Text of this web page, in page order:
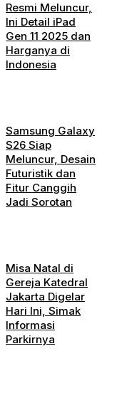
Resmi Meluncur,
Ini Detail iPad
Gen 11 2025 dan
Harganya di
Indonesia
Samsung Galaxy
S26 Siap
Meluncur, Desain
Futuristik dan
Fitur Canggih
Jadi Sorotan
Misa Natal di
Gereja Katedral
Jakarta Digelar
Hari Ini, Simak
Informasi
Parkirnya